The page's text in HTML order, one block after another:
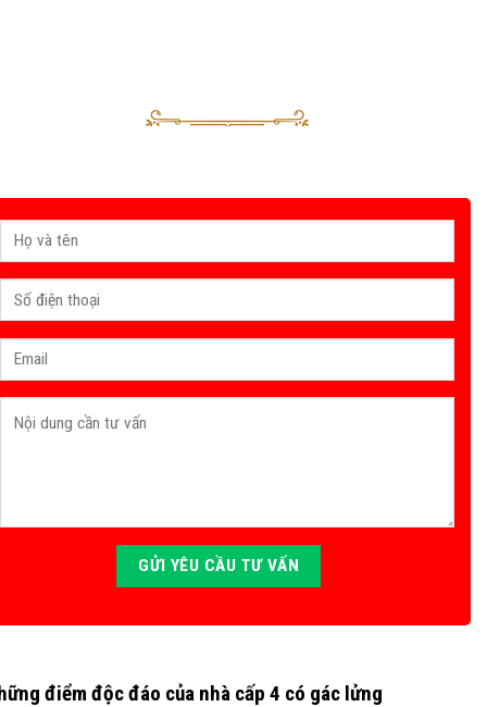
điểm độc đáo của nhà cấp 4 có gác lửng